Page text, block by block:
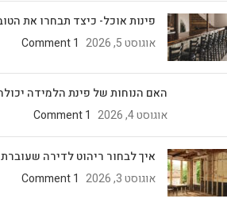
פינות אוכל- כיצד תבחרו את
אוגוסט 5, 2026
1 Comment
האם הנוחות של פינת הלמידה
אוגוסט 4, 2026
1 Comment
איך לבחור ריהוט לדירה
אוגוסט 3, 2026
1 Comment